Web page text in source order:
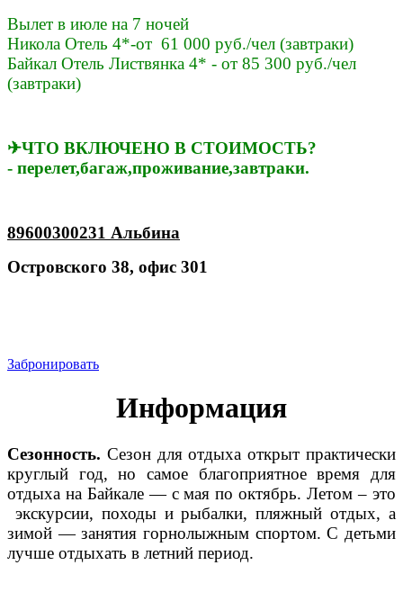
Вылет в июле на 7 ночей
Никола Отель 4*-от 61 000 руб./чел (завтраки)
Байкал Отель Листвянка 4* - от 85 300 руб./чел
(завтраки)
✈ЧТО ВКЛЮЧЕНО В СТОИМОСТЬ?
- перелет,багаж,проживание,завтраки.
89600300231 Альбина
Островского 38, офис 301
Забронировать
Информация
Сезонность. Сезон для отдыха открыт практически
круглый год, но самое благоприятное время для
отдыха на Байкале — с мая по октябрь. Летом – это
экскурсии, походы и рыбалки, пляжный отдых, а
зимой — занятия горнолыжным спортом. С детьми
лучше отдыхать в летний период.